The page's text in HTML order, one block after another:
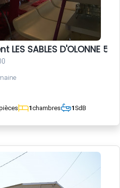
SABLES D'OLONNE 5
1chambres 1SdB